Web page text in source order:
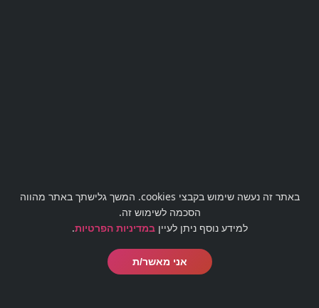
באתר זה נעשה שימוש בקבצי cookies. המשך גלישתך באתר מהווה
הסכמה לשימוש זה.
למידע נוסף ניתן לעייןבמדיניות הפרטיות.
אני מאשר/ת